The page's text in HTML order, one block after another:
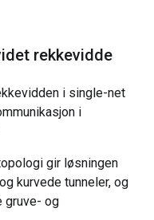
rekkevidde
i single-net
i
gir løsningen
kurvede tunneler, og
gruve- og